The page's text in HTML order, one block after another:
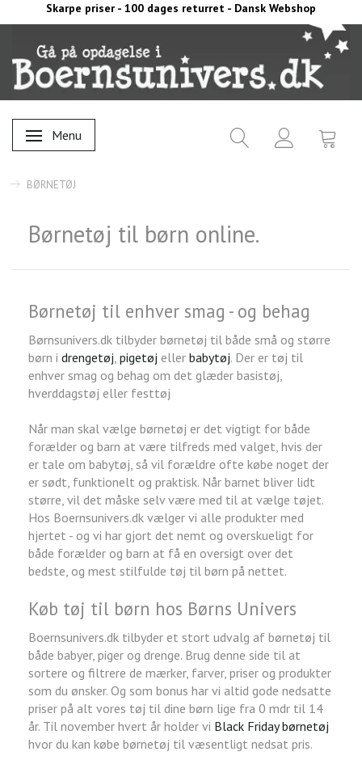
Skarpe priser - 100 dages returret - Dansk Webshop
Skifte navigation
Menu
BØRNETØJ
Børnetøj til børn online.
Børnetøj til enhver smag - og behag
Børnsunivers.dk tilbyder børnetøj til både små og større
børn i drengetøj pigetøj eller babytøj. Der er tøj til
enhver smag og behag om det glæder basistøj,
hverddagstøj eller festtøj
Når man skal vælge børnetøj er det vigtigt for både
forælder og barn at være tilfreds med valget, hvis der
er tale om babytøj, så vil forældre ofte købe noget der
er sødt, funktionelt og praktisk. Når barnet bliver lidt
større, vil det måske selv være med til at vælge tøjet.
Hos Boernsunivers.dk vælger vi alle produkter med
hjertet - og vi har gjort det nemt og overskueligt for
både forælder og barn at få en oversigt over det
bedste, og mest stilfulde tøj til børn på nettet.
Køb tøj til børn hos Børns Univers
Boernsunivers.dk tilbyder et stort udvalg af børnetøj til
både babyer, piger og drenge. Brug denne side til at
sortere og filtrere de mærker, farver, priser og produkter
som du ønsker. Og som bonus har vi altid gode nedsatte
priser på alt vores tøj til dine børn lige fra 0 mdr til 14
år. Til november hvert år holder vi Black Friday børnetøj
hvor du kan købe børnetøj til væsentligt nedsat pris.